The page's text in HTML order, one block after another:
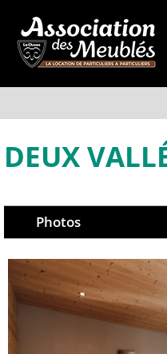
DEUX
Photos